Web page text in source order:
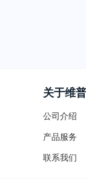
关于维普
公司介绍
产品服务
联系我们